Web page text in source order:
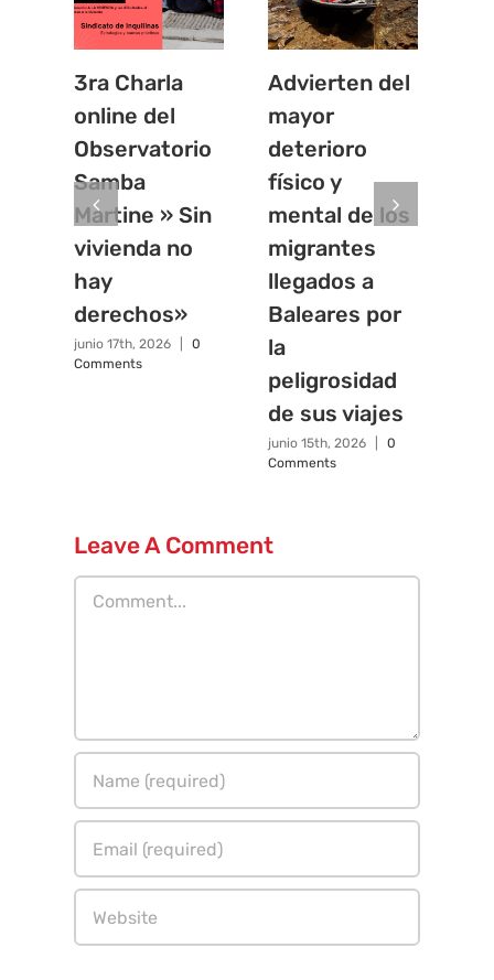
3ra Charla
online del
Observatorio
Samba
Martine » Sin
vivienda no
hay
derechos»
junio 17th, 2026
0
Comments
Advierten del
mayor
deterioro
físico y
mental de los
migrantes
llegados a
Baleares por
la
peligrosidad
de sus viajes
junio 15th, 2026
0
Comments
Leave A Comment
Comment